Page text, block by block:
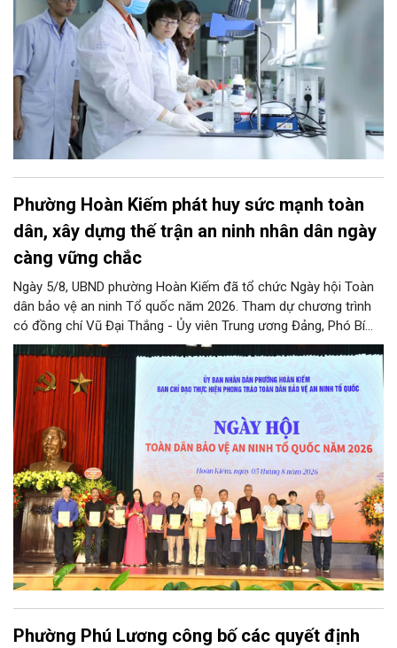
Phường Hoàn Kiếm phát huy sức mạnh toàn
dân, xây dựng thế trận an ninh nhân dân ngày
càng vững chắc
Ngày 5/8, UBND phường Hoàn Kiếm đã tổ chức Ngày hội Toàn
dân bảo vệ an ninh Tổ quốc năm 2026. Tham dự chương trình
có đồng chí Vũ Đại Thắng - Ủy viên Trung ương Đảng, Phó Bí
thư Thành ủy, Chủ tịch UBND thành phố; Đại tá Nguyễn Tiến Đạt,
Ủy viên Ban Thường vụ Đảng ủy, Phó Giám đốc Công an thành
phố Hà Nội, cùng dự có các đồng chí đại diện lãnh đạo các Sở,
ban, ngành thuộc Thành phố Hà Nội, các phòng nghiệp vụ Công
an Thành phố Hà Nội.
Phường Phú Lương công bố các quyết định